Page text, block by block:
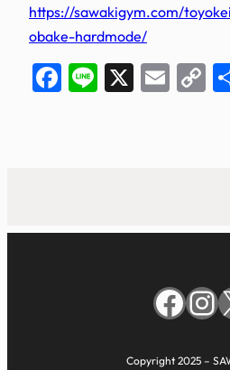
https://sawakigym.com/
obake-hardmode/
Facebook
Line
X
Copyright 2025 –